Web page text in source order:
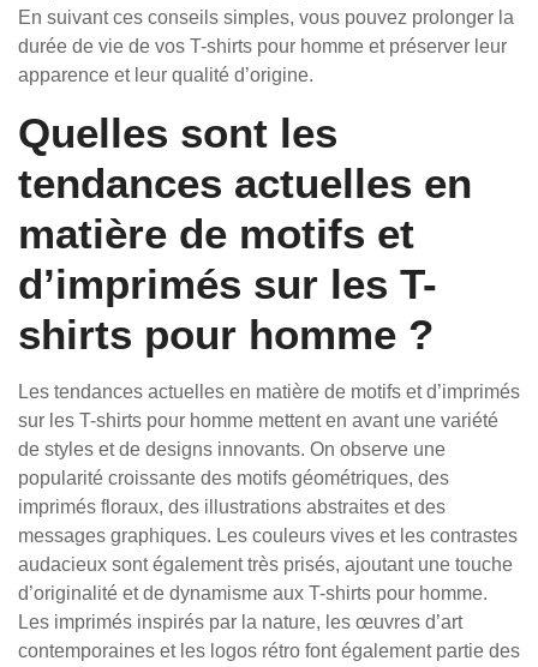
En suivant ces conseils simples, vous pouvez prolonger la
durée de vie de vos T-shirts pour homme et préserver leur
apparence et leur qualité d’origine.
Quelles sont les
tendances actuelles en
matière de motifs et
d’imprimés sur les T-
shirts pour homme ?
Les tendances actuelles en matière de motifs et d’imprimés
sur les T-shirts pour homme mettent en avant une variété
de styles et de designs innovants. On observe une
popularité croissante des motifs géométriques, des
imprimés floraux, des illustrations abstraites et des
messages graphiques. Les couleurs vives et les contrastes
audacieux sont également très prisés, ajoutant une touche
d’originalité et de dynamisme aux T-shirts pour homme.
Les imprimés inspirés par la nature, les œuvres d’art
contemporaines et les logos rétro font également partie des